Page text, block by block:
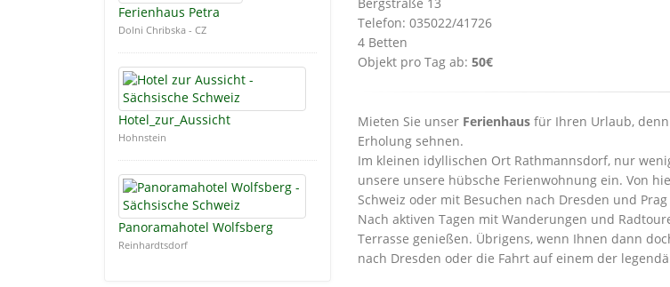
Ferienhaus Petra
Dolni Chribska - CZ
Hotel_zur_Aussicht
Hohnstein
Panoramahotel Wolfsberg
Reinhardtsdorf
Telefon: 035022/41726
4 Betten
Objekt pro Tag ab: 50€
Mieten Sie unser Ferienhaus für Ihren Urlaub,
Erholung sehnen.
Im kleinen idyllischen Ort Rathmannsdorf, nur
unsere unsere hübsche Ferienwohnung ein. Von
Schweiz oder mit Besuchen nach Dresden und
Nach aktiven Tagen mit Wanderungen und
Terrasse genießen. Übrigens, wenn Ihnen dann
nach Dresden oder die Fahrt auf einem der